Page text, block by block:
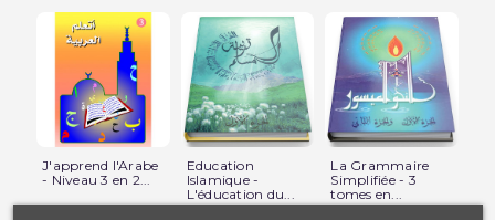
J'apprend l'Arabe
- Niveau 3 en 2...
Education
Islamique -
L'éducation du...
La Grammaire
Simplifiée - 3
tomes en...